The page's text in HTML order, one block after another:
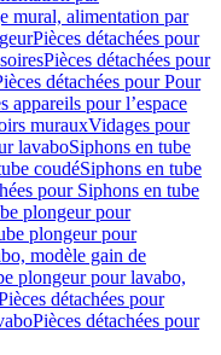
mural, alimentation par
Pièces détachées pour
Pièces détachées pour
détachées pour Pour
appareils pour l’espace
murauxVidages pour
lavaboSiphons en tube
coudéSiphons en tube
pour Siphons en tube
plongeur pour
plongeur pour
modèle gain de
plongeur pour lavabo,
détachées pour
Pièces détachées pour